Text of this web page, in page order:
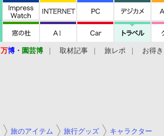
万博 ・ 園芸博 取材記事 旅レポ お得
旅のアイテム 旅行グッズ キャラクター